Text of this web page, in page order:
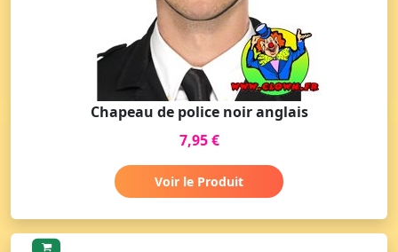
Chapeau de police noir anglais
7,95 €
Voir le Produit